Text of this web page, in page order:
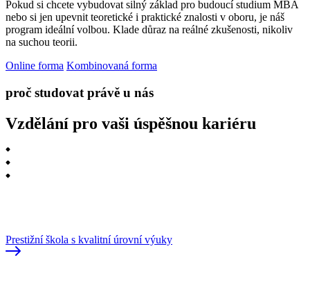
Pokud si chcete vybudovat silný základ pro budoucí studium MBA
nebo si jen upevnit teoretické i praktické znalosti v oboru, je náš
program ideální volbou. Klade důraz na reálné zkušenosti, nikoliv
na suchou teorii.
Online forma Kombinovaná forma
proč studovat právě u nás
Vzdělání pro vaši úspěšnou kariéru
Prestižní škola s kvalitní úrovní výuky